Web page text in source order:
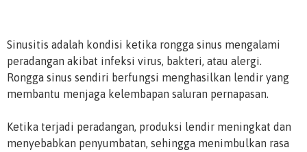
Sinusitis adalah kondisi ketika rongga sinus mengalami
peradangan akibat infeksi virus, bakteri, atau alergi.
Rongga sinus sendiri berfungsi menghasilkan lendir yang
membantu menjaga kelembapan saluran pernapasan.
Ketika terjadi peradangan, produksi lendir meningkat dan
menyebabkan penyumbatan, sehingga menimbulkan rasa